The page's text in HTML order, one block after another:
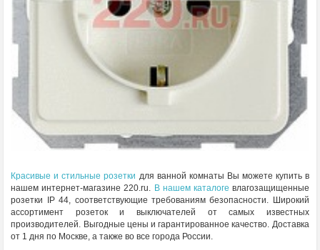
Красивые и стильные розетки для ванной комнаты Вы можете купить в
нашем интернет-магазине 220.ru. В нашем каталоге влагозащищенные
розетки IP 44, соответствующие требованиям безопасности. Широкий
ассортимент розеток и выключателей от самых известных
производителей. Выгодные цены и гарантированное качество. Доставка
от 1 дня по Москве, а также во все города России.